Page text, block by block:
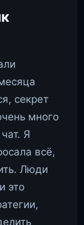
секрет
много
Я
всё,
Люди
это